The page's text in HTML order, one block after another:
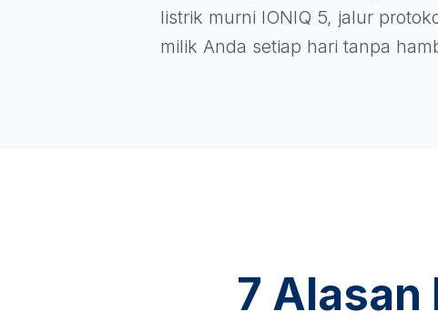
listrik murni IONIQ 5, jalur
milik Anda setiap hari tanpa
7 Alasan